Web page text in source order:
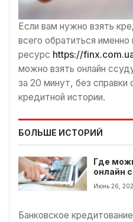
Если вам нужно взять
всего обратиться
ресурс https://
можно взять онлайн
за 20 минут, без
кредитной истории.
БОЛЬШЕ ИСТОРИЙ
Где
онлайн
Июнь 26,
Банковское